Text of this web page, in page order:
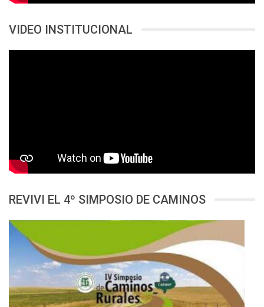
VIDEO INSTITUCIONAL
REVIVI EL 4º SIMPOSIO DE CAMINOS